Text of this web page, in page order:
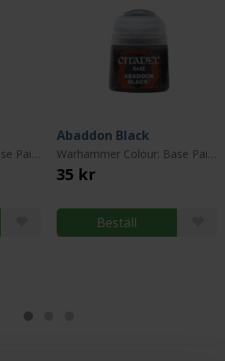
Warhammer Colour: Base Paint
Abaddon Black
Warhammer Colour: Base Paint
35 kr
Beställ